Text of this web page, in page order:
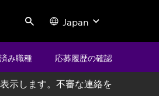
Search Japan
み職種 応募履歴の確認
示します。不審な連絡を